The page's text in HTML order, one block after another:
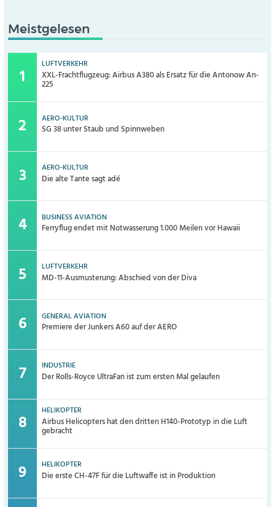
Meistgelesen
LUFTVERKEHR
XXL-Frachtflugzeug: Airbus A380 als Ersatz für die Antonow An-
225
AERO-KULTUR
SG 38 unter Staub und Spinnweben
AERO-KULTUR
Die alte Tante sagt adé
BUSINESS AVIATION
Ferryflug endet mit Notwasserung 1.000 Meilen vor Hawaii
LUFTVERKEHR
MD-11-Ausmusterung: Abschied von der Diva
GENERAL AVIATION
Premiere der Junkers A60 auf der AERO
INDUSTRIE
Der Rolls-Royce UltraFan ist zum ersten Mal gelaufen
HELIKOPTER
Airbus Helicopters hat den dritten H140-Prototyp in die Luft
gebracht
HELIKOPTER
Die erste CH-47F für die Luftwaffe ist in Produktion